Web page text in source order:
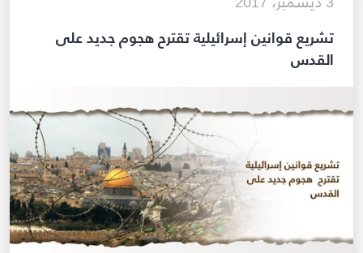
تشريع قوانين إسرائيلية تقترح هجوم جديد على
القدس